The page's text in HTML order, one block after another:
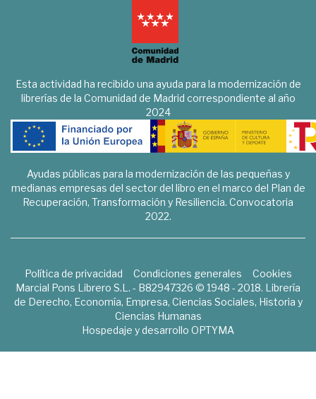
Esta actividad ha recibido una ayuda para la modernización de
librerías de la Comunidad de Madrid correspondiente al año
2024
Ayudas públicas para la modernización de las pequeñas y
medianas empresas del sector del libro en el marco del Plan de
Recuperación, Transformación y Resiliencia. Convocatoria
2022.
Política de privacidad Condiciones generales
Cookies
Marcial Pons Librero S.L. - B82947326 © 1948 - 2018. Librería
de Derecho, Economía, Empresa, Ciencias Sociales, Historia y
Ciencias Humanas
Hospedaje y desarrollo OPTYMA